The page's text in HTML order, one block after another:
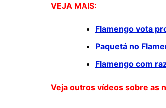
VEJA MAIS:
Flamengo vota
Paquetá no
Flamengo com
Veja outros vídeos sobre as